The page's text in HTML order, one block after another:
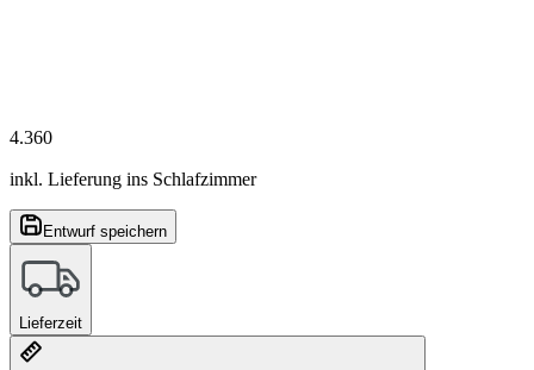
4.360
inkl. Lieferung ins Schlafzimmer
Entwurf speichern
Lieferzeit